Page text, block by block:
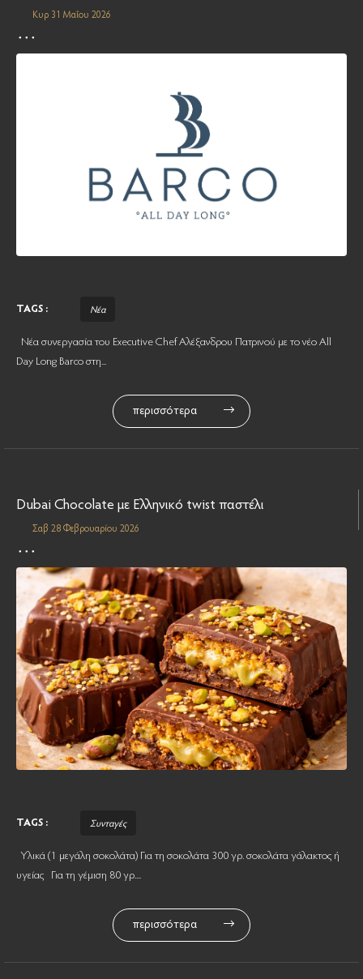
Κυρ 31 Μαΐου 2026
TAGS : Νέα
Νέα συνεργασία του Executive Chef Αλέξανδρου Πατρινού με το νέο All
Day Long Barco στη...
περισσότερα
Dubai Chocolate με Ελληνικό twist παστέλι
Σαβ 28 Φεβρουαρίου 2026
TAGS : Συνταγές
Υλικά (1 μεγάλη σοκολάτα) Για τη σοκολάτα 300 γρ. σοκολάτα γάλακτος ή
υγείας Για τη γέμιση 80 γρ....
περισσότερα